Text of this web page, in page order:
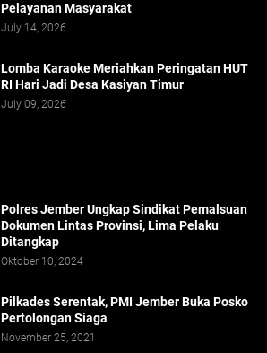
Pelayanan Masyarakat
July 14, 2026
Lomba Karaoke Meriahkan Peringatan HUT
RI Hari Jadi Desa Kasiyan Timur
July 09, 2026
Polres Jember Ungkap Sindikat Pemalsuan
Dokumen Lintas Provinsi, Lima Pelaku
Ditangkap
Oktober 10, 2024
Pilkades Serentak, PMI Jember Buka Posko
Pertolongan Siaga
November 25, 2021